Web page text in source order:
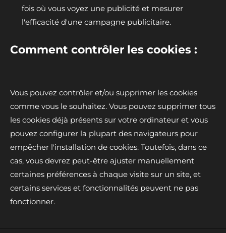
fois où vous voyez une publicité et mesurer
l'efficacité d'une campagne publicitaire.
Comment contrôler les cookies :
Vous pouvez contrôler et/ou supprimer les cookies
comme vous le souhaitez. Vous pouvez supprimer tous
les cookies déjà présents sur votre ordinateur et vous
pouvez configurer la plupart des navigateurs pour
empêcher l'installation de cookies. Toutefois, dans ce
cas, vous devrez peut-être ajuster manuellement
certaines préférences à chaque visite sur un site, et
certains services et fonctionnalités peuvent ne pas
fonctionner.